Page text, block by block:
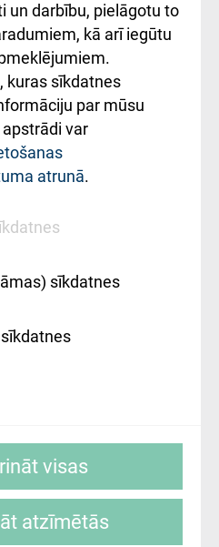
un darbību, pielāgotu to
kā arī iegūtu
kuras sīkdatnes
par mūsu
var
atrunā.
sīkdatnes
sīkdatņu
nosacījumiem.
visas
atzīmētās